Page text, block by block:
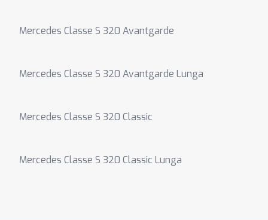
Mercedes Classe S 320 Avantgarde
Mercedes Classe S 320 Avantgarde Lunga
Mercedes Classe S 320 Classic
Mercedes Classe S 320 Classic Lunga